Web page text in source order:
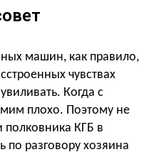
машин, как правило,
чувствах
Когда с
плохо. Поэтому не
КГБ в
по разговору хозяина